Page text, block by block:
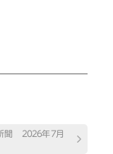
聞 ２０２６年７月